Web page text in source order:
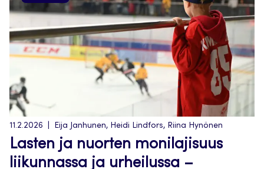
11.2.2026 Eija Janhunen, Heidi Lindfors, Riina Hynönen
Lasten ja nuorten monilajisuus
liikunnassa ja urheilussa –